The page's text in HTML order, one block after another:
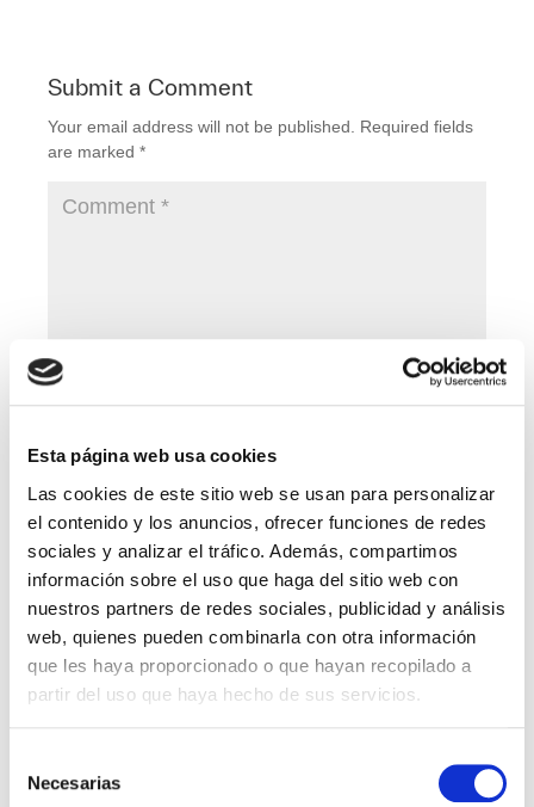
Esta página web usa cookies
Las cookies de este sitio web se usan para personalizar
el contenido y los anuncios, ofrecer funciones de redes
sociales y analizar el tráfico. Además, compartimos
información sobre el uso que haga del sitio web con
nuestros partners de redes sociales, publicidad y análisis
web, quienes pueden combinarla con otra información
que les haya proporcionado o que hayan recopilado a
partir del uso que haya hecho de sus servicios.
Necesarias
Submit a Comment
Your email address will not be published.
Required fields
are marked *
Save my name, email, and website in this browser for
the next time I comment.